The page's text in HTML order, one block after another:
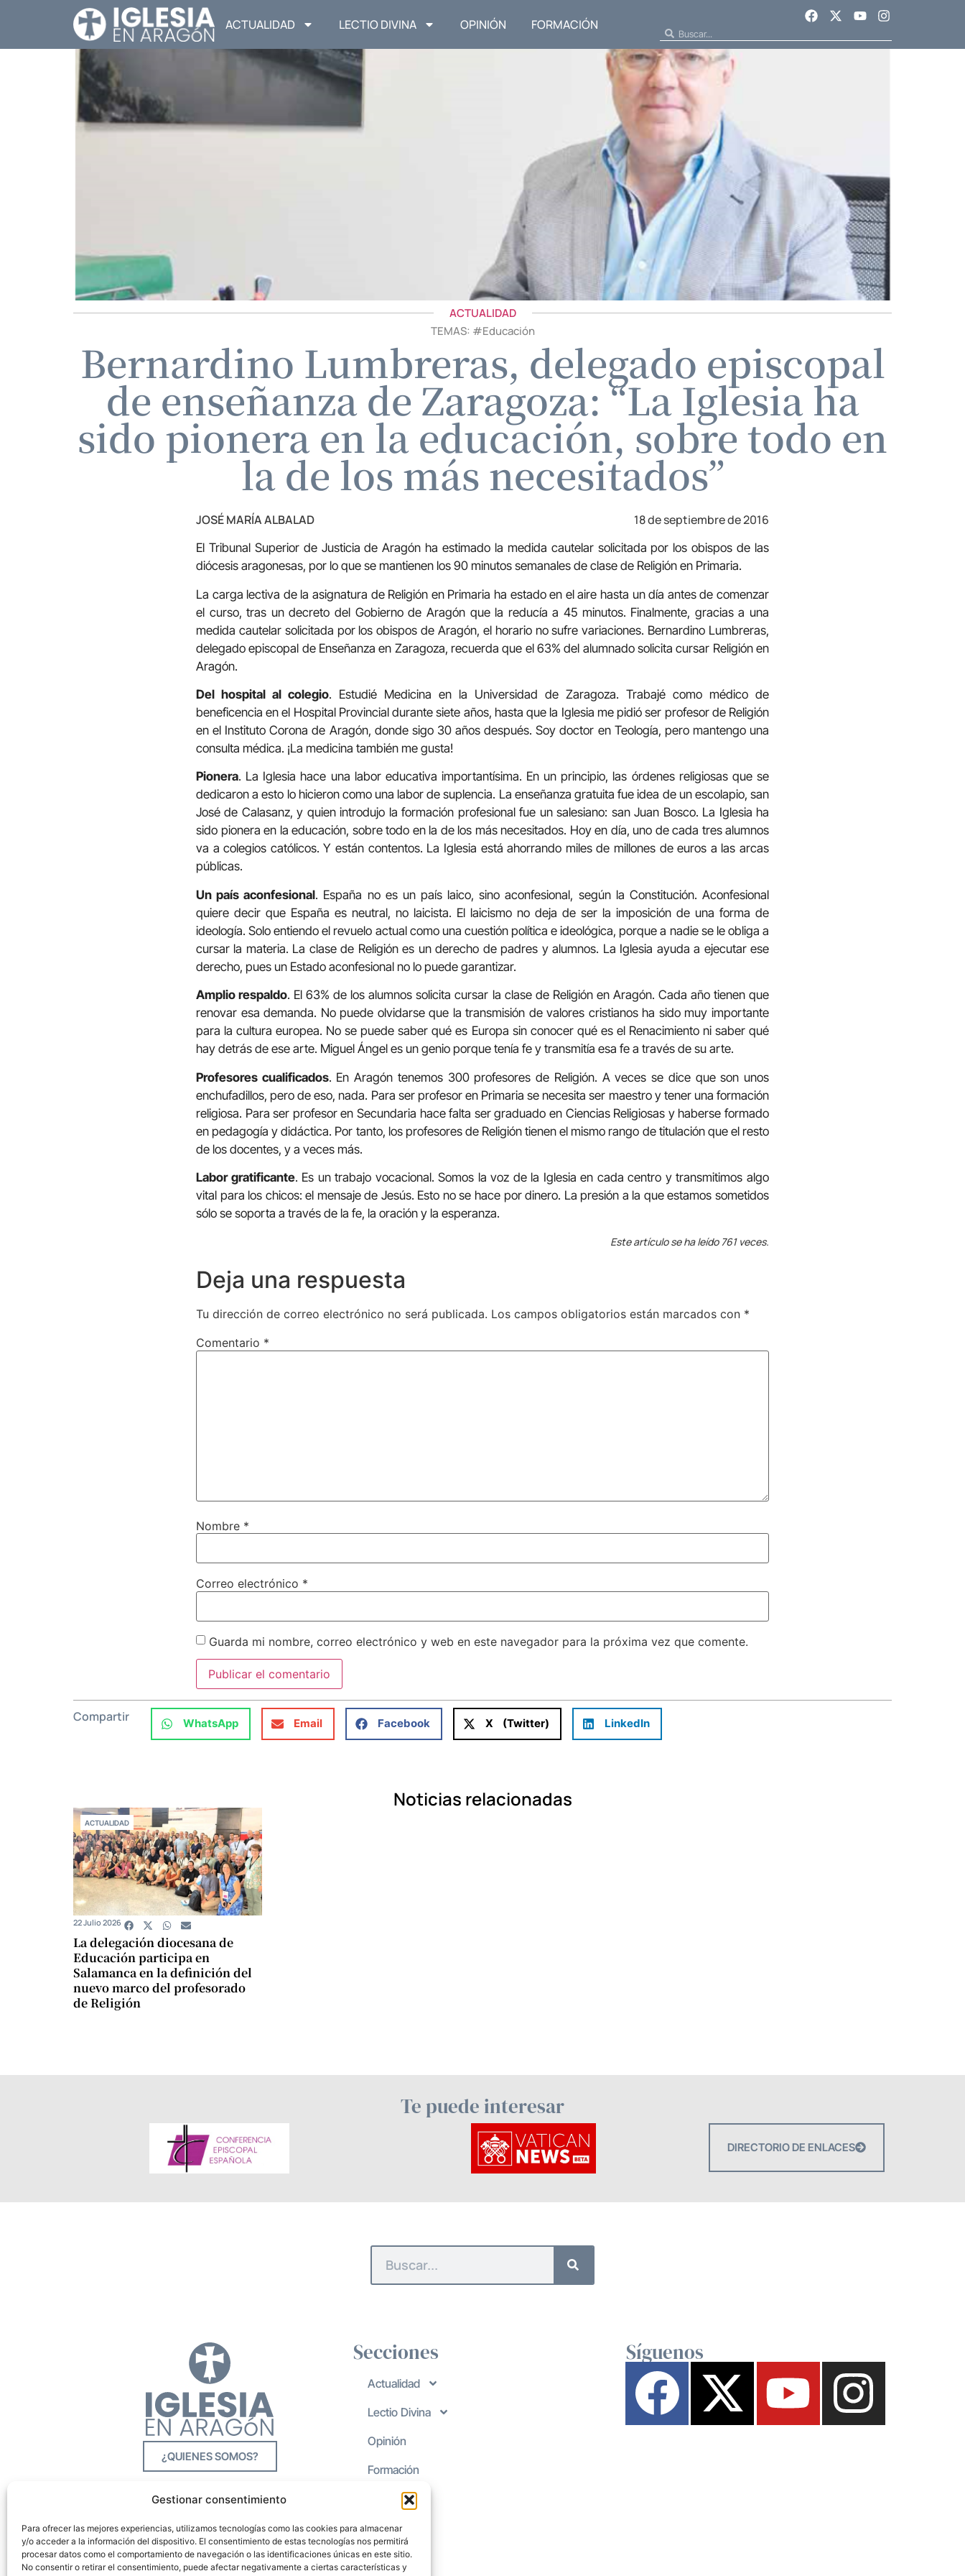
Gestionar consentimiento
Para ofrecer las mejores experiencias, utilizamos tecnologías como las cookies para almacenar
y/o acceder a la información del dispositivo. El consentimiento de estas tecnologías nos permitirá
procesar datos como el comportamiento de navegación o las identificaciones únicas en este sitio.
No consentir o retirar el consentimiento, puede afectar negativamente a ciertas características y
ACTUALIDAD LECTIO DIVINA OPINIÓN FORMACIÓN
ACTUALIDAD
TEMAS: #Educación
Bernardino Lumbreras, delegado episcopal
de enseñanza de Zaragoza: “La Iglesia ha
sido pionera en la educación, sobre todo en
la de los más necesitados”
JOSÉ MARÍA ALBALAD 18 de septiembre de 2016
El Tribunal Superior de Justicia de Aragón ha estimado la medida cautelar solicitada por los obispos de las
diócesis aragonesas, por lo que se mantienen los 90 minutos semanales de clase de Religión en Primaria.
La carga lectiva de la asignatura de Religión en Primaria ha estado en el aire hasta un día antes de comenzar
el curso, tras un decreto del Gobierno de Aragón que la reducía a 45 minutos. Finalmente, gracias a una
medida cautelar solicitada por los obispos de Aragón, el horario no sufre variaciones. Bernardino Lumbreras,
delegado episcopal de Enseñanza en Zaragoza, recuerda que el 63% del alumnado solicita cursar Religión en
Aragón.
Del hospital al colegio. Estudié Medicina en la Universidad de Zaragoza. Trabajé como médico de
beneficencia en el Hospital Provincial durante siete años, hasta que la Iglesia me pidió ser profesor de Religión
en el Instituto Corona de Aragón, donde sigo 30 años después. Soy doctor en Teología, pero mantengo una
consulta médica. ¡La medicina también me gusta!
Pionera. La Iglesia hace una labor educativa importantísima. En un principio, las órdenes religiosas que se
dedicaron a esto lo hicieron como una labor de suplencia. La enseñanza gratuita fue idea de un escolapio, san
José de Calasanz, y quien introdujo la formación profesional fue un salesiano: san Juan Bosco. La Iglesia ha
sido pionera en la educación, sobre todo en la de los más necesitados. Hoy en día, uno de cada tres alumnos
va a colegios católicos. Y están contentos. La Iglesia está ahorrando miles de millones de euros a las arcas
públicas.
Un país aconfesional. España no es un país laico, sino aconfesional, según la Constitución. Aconfesional
quiere decir que España es neutral, no laicista. El laicismo no deja de ser la imposición de una forma de
ideología. Solo entiendo el revuelo actual como una cuestión política e ideológica, porque a nadie se le obliga a
cursar la materia. La clase de Religión es un derecho de padres y alumnos. La Iglesia ayuda a ejecutar ese
derecho, pues un Estado aconfesional no lo puede garantizar.
Amplio respaldo. El 63% de los alumnos solicita cursar la clase de Religión en Aragón. Cada año tienen que
renovar esa demanda. No puede olvidarse que la transmisión de valores cristianos ha sido muy importante
para la cultura europea. No se puede saber qué es Europa sin conocer qué es el Renacimiento ni saber qué
hay detrás de ese arte. Miguel Ángel es un genio porque tenía fe y transmitía esa fe a través de su arte.
Profesores cualificados. En Aragón tenemos 300 profesores de Religión. A veces se dice que son unos
enchufadillos, pero de eso, nada. Para ser profesor en Primaria se necesita ser maestro y tener una formación
religiosa. Para ser profesor en Secundaria hace falta ser graduado en Ciencias Religiosas y haberse formado
en pedagogía y didáctica. Por tanto, los profesores de Religión tienen el mismo rango de titulación que el resto
de los docentes, y a veces más.
Labor gratificante. Es un trabajo vocacional. Somos la voz de la Iglesia en cada centro y transmitimos algo
vital para los chicos: el mensaje de Jesús. Esto no se hace por dinero. La presión a la que estamos sometidos
sólo se soporta a través de la fe, la oración y la esperanza.
Este artículo se ha leído 761 veces.
Deja una respuesta
Tu dirección de correo electrónico no será publicada. Los campos obligatorios están marcados con *
Comentario *
Nombre *
Correo electrónico *
Guarda mi nombre, correo electrónico y web en este navegador para la próxima vez que comente.
Compartir WhatsApp Email Facebook X (Twitter) LinkedIn
Noticias relacionadas
ACTUALIDAD
La delegación diocesana de
Educación participa en
Salamanca en la definición del
nuevo marco del profesorado
de Religión
22 Julio 2026
Te puede interesar
DIRECTORIO DE ENLACES
¿QUIENES SOMOS?
Secciones
Actualidad
Lectio Divina
Opinión
Formación
Síguenos